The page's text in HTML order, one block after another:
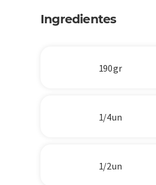
Ingredientes
190 gr
1/4 un
1/2 un